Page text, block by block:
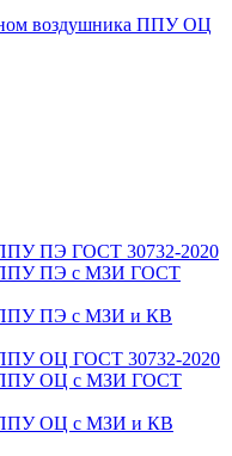
воздушника ППУ ОЦ
ППУ ПЭ ГОСТ 30732-2020
ППУ ПЭ с МЗИ ГОСТ
ППУ ПЭ с МЗИ и КВ
ППУ ОЦ ГОСТ 30732-2020
ППУ ОЦ с МЗИ ГОСТ
ППУ ОЦ с МЗИ и КВ